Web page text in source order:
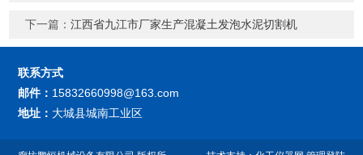
下一篇：江西省九江市厂家生产混凝土发泡水泥切割机
联系方式
邮件： 15832660998@163.com
地址： 大城县城南工业区